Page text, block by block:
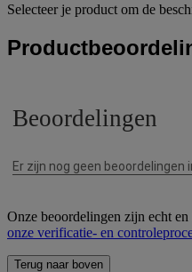
Selecteer je product om de
Onze beoordelingen zijn echt en
onze verificatie- en
Terug naar boven